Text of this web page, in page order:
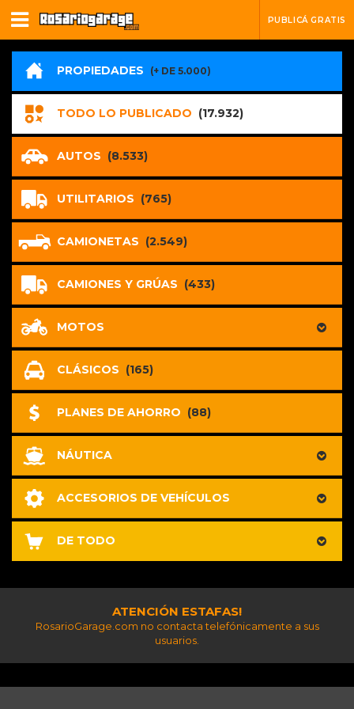
PUBLICÁ GRATIS
PROPIEDADES (+ DE 5.000)
TODO LO PUBLICADO (17.932)
AUTOS (8.533)
UTILITARIOS (765)
CAMIONETAS (2.549)
CAMIONES Y GRÚAS (433)
MOTOS
CLÁSICOS (165)
PLANES DE AHORRO (88)
NÁUTICA
ACCESORIOS DE VEHÍCULOS
DE TODO
ATENCIÓN ESTAFAS!
RosarioGarage.com no contacta telefónicamente a sus
usuarios.